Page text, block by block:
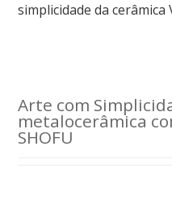
simplicidade da
Arte com
metalocerâmica
SHOFU